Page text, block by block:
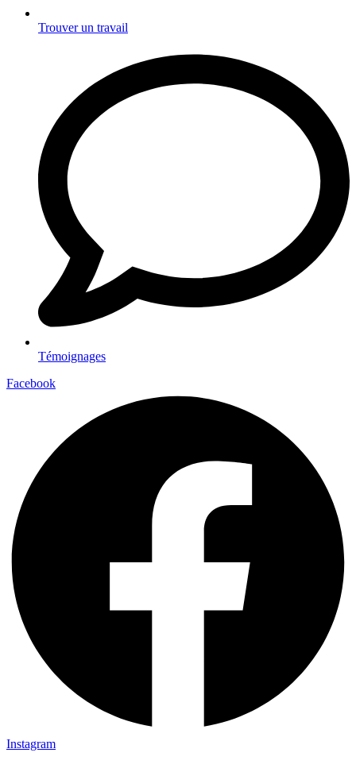
Trouver un travail
Témoignages
Facebook
Instagram